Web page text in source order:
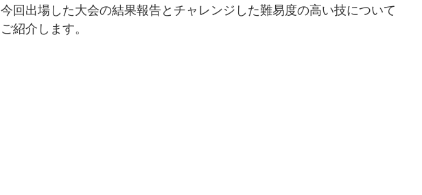
今回出場した大会の結果報告とチャレンジした難易度の高い技について
ご紹介します。